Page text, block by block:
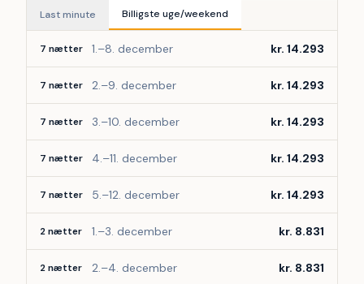
Last minute Billigste uge/weekend
7 nætter 1.–8. december kr. 14.293
7 nætter 2.–9. december kr. 14.293
7 nætter 3.–10. december kr. 14.293
7 nætter 4.–11. december kr. 14.293
7 nætter 5.–12. december kr. 14.293
2 nætter 1.–3. december kr. 8.831
2 nætter 2.–4. december kr. 8.831